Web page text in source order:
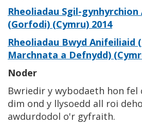
Rheoliadau Sgil-
(Gorfodi) (Cymru) 2014
Rheoliadau Bwyd Anifeiliaid
Marchnata a Defnydd)
Noder
Bwriedir y wybodaeth hon fel
dim ond y llysoedd all roi
awdurdodol o'r gyfraith.